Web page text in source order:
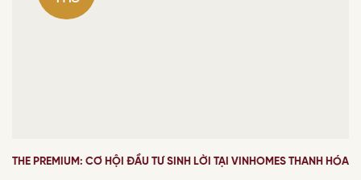
THE PREMIUM: CƠ HỘI ĐẦU TƯ SINH LỜI TẠI VINHOMES THANH HÓA